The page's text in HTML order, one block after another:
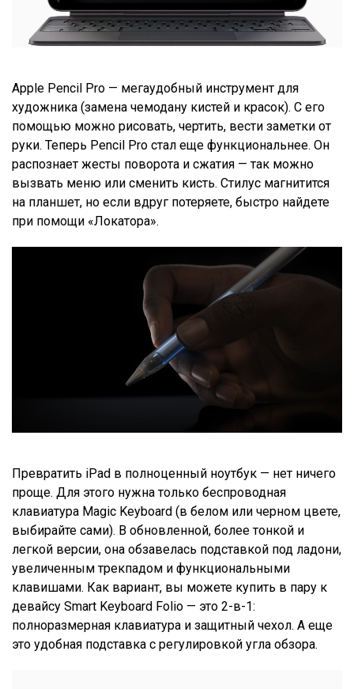
Apple Pencil Pro — мегаудобный инструмент для
художника (замена чемодану кистей и красок). С его
помощью можно рисовать, чертить, вести заметки от
руки. Теперь Pencil Pro стал еще функциональнее. Он
распознает жесты поворота и сжатия — так можно
вызвать меню или сменить кисть. Стилус магнитится
на планшет, но если вдруг потеряете, быстро найдете
при помощи «Локатора».
Превратить iPad в полноценный ноутбук — нет ничего
проще. Для этого нужна только беспроводная
клавиатура Magic Keyboard (в белом или черном цвете,
выбирайте сами). В обновленной, более тонкой и
легкой версии, она обзавелась подставкой под ладони,
увеличенным трекпадом и функциональными
клавишами. Как вариант, вы можете купить в пару к
девайсу Smart Keyboard Folio — это 2-в-1:
полноразмерная клавиатура и защитный чехол. А еще
это удобная подставка с регулировкой угла обзора.